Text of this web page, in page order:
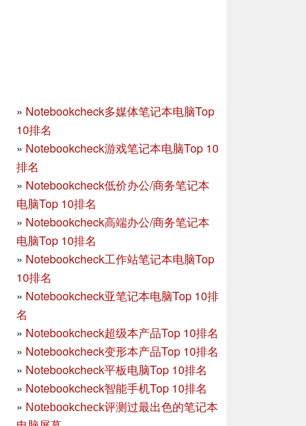
» Notebookcheck多媒体笔记本电脑Top
10排名
» Notebookcheck游戏笔记本电脑Top 10
排名
» Notebookcheck低价办公/商务笔记本
电脑Top 10排名
» Notebookcheck高端办公/商务笔记本
电脑Top 10排名
» Notebookcheck工作站笔记本电脑Top
10排名
» Notebookcheck亚笔记本电脑Top 10排
名
» Notebookcheck超级本产品Top 10排名
» Notebookcheck变形本产品Top 10排名
» Notebookcheck平板电脑Top 10排名
» Notebookcheck智能手机Top 10排名
» Notebookcheck评测过最出色的笔记本